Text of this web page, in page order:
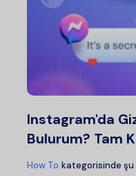
Instagram'da
Bulurum? Tam
How To kategorisinde şu